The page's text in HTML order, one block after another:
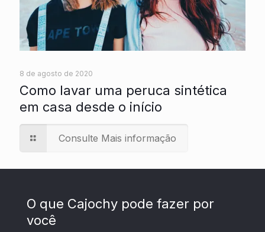
8 de agosto de 2020
Como lavar uma peruca sintética
em casa desde o início
Consulte Mais informação
O que Cajochy pode fazer por
você